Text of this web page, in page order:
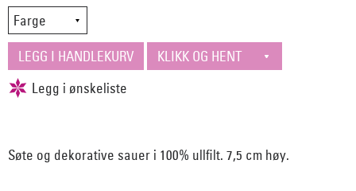
Søte og dekorative sauer i 100% ullfilt. 7,5 cm høy.